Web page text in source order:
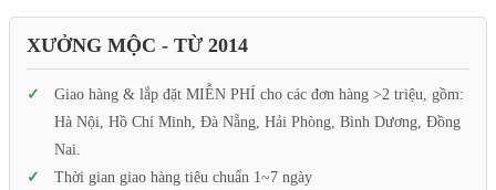
XƯỞNG MỘC - TỪ 2014
Giao hàng & lắp đặt MIỄN PHÍ cho các đơn hàng >2 triệu, gồm:
Hà Nội, Hồ Chí Minh, Đà Nẵng, Hải Phòng, Bình Dương, Đồng
Nai.
Thời gian giao hàng tiêu chuẩn 1~7 ngày